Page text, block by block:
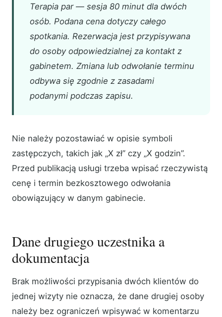
Terapia par — sesja 80 minut dla dwóch
osób. Podana cena dotyczy całego
spotkania. Rezerwacja jest przypisywana
do osoby odpowiedzialnej za kontakt z
gabinetem. Zmiana lub odwołanie terminu
odbywa się zgodnie z zasadami
podanymi podczas zapisu.
Nie należy pozostawiać w opisie symboli
zastępczych, takich jak „X zł” czy „X godzin”.
Przed publikacją usługi trzeba wpisać rzeczywistą
cenę i termin bezkosztowego odwołania
obowiązujący w danym gabinecie.
Dane drugiego uczestnika a
dokumentacja
Brak możliwości przypisania dwóch klientów do
jednej wizyty nie oznacza, że dane drugiej osoby
należy bez ograniczeń wpisywać w komentarzu